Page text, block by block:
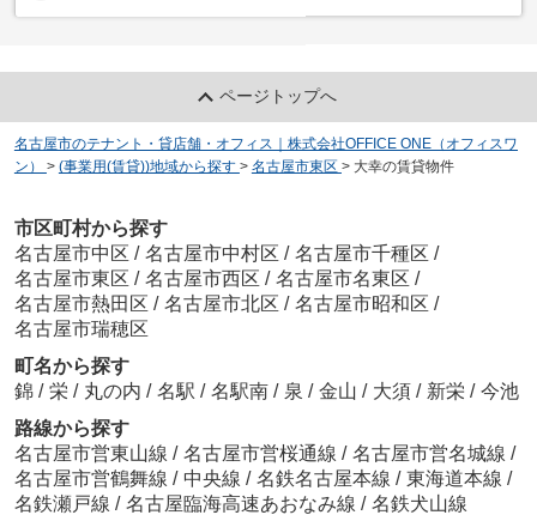
ページトップへ
名古屋市のテナント・貸店舗・オフィス｜株式会社OFFICE ONE（オフィスワ
ン）
> (事業用(賃貸))地域から探す > 名古屋市東区 > 大幸の賃貸物件
市区町村から探す
名古屋市中区 / 名古屋市中村区 / 名古屋市千種区 /
名古屋市東区 / 名古屋市西区 / 名古屋市名東区 /
名古屋市熱田区 / 名古屋市北区 / 名古屋市昭和区 /
名古屋市瑞穂区
町名から探す
錦 / 栄 / 丸の内 / 名駅 / 名駅南 / 泉 / 金山 / 大須 / 新栄 / 今池
路線から探す
名古屋市営東山線 / 名古屋市営桜通線 / 名古屋市営名城線 /
名古屋市営鶴舞線 / 中央線 / 名鉄名古屋本線 / 東海道本線 /
名鉄瀬戸線 / 名古屋臨海高速あおなみ線 / 名鉄犬山線